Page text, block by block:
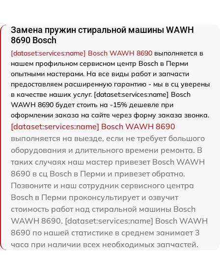
Замена пружин стиральной машины WAWH
8690 Bosch
[dataset:services:name] Bosch WAWH 8690 выполняется в
нашем профильном сервисном центр Bosch в Перми
опытными мастерами. На все виды работ и запчасти
предоставляем расширенную гарантию - мы в сц уверены
в качестве наших услуг. [dataset:services:name] Bosch
WAWH 8690 будет стоить на -15% дешевле при
оформлении заказа на сайте через форму заказа звонка.
[dataset:services:name] Bosch WAWH 8690
выполняется на выезде, если не требует большого
оборудования и длительного времени ремонта. В
таких случаях наш мастер привезет Bosch WAWH
8690 в сц Bosch в Перми и привезет обратно.
Позвоните и наш сотрудник сервисного центра
Bosch в Перми проконсультирует и озвучит
стоимость работ над стиральной машины Bosch
WAWH 8690. [dataset:services:name] Bosch WAWH
8690 по нашей статистике в среднем занимает 3
часа при наличии всех необходимых запчастей.